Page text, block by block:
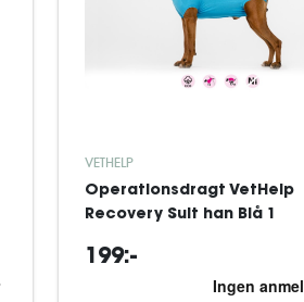
VETHELP
Operationsdragt VetHelp
Recovery Suit han Blå 1
199:-